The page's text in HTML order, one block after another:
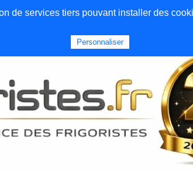
Emploi Qui
de services tiers pouvant installer des
Personnaliser